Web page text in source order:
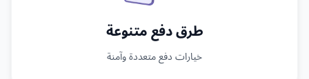
طرق دفع متنوعة
خيارات دفع متعددة وآمنة